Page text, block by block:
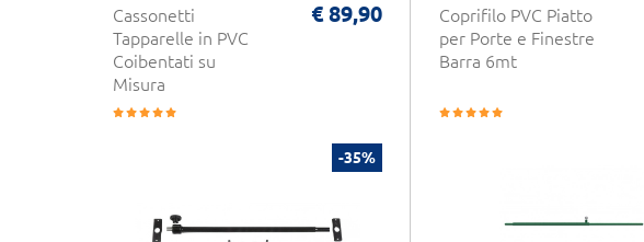
Cassonetti
Tapparelle in PVC
Coibentati su
Misura
€ 89,90
-35%
Coprifilo PVC Piatto
per Porte e Finestre
Barra 6mt